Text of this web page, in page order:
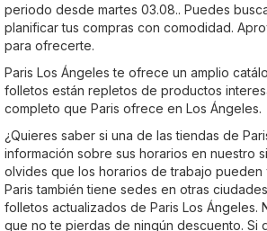
periodo desde martes 03.08.. Puedes
planificar tus compras con comodidad.
para ofrecerte.
Paris Los Ángeles te ofrece un amplio
folletos están repletos de productos
completo que Paris ofrece en Los Ángeles.
¿Quieres saber si una de las tiendas de
información sobre sus horarios en nuestro
olvides que los horarios de trabajo pueden
Paris también tiene sedes en otras
folletos actualizados de Paris Los
que no te pierdas de ningún descuento. Si